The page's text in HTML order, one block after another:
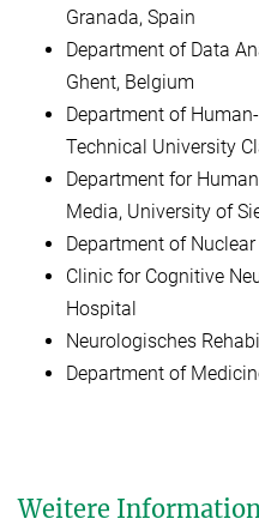
Granada, Spain
Department of Data
Ghent, Belgium
Department of
Technical University
Department for
Media, University of
Department of
Clinic for Cognitive
Hospital
Neurologisches
Department of
Weitere